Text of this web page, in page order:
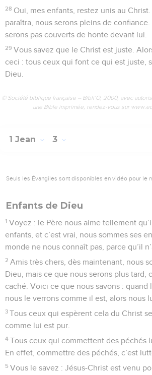
28 Oui, mes enfants, restez unis au
paraîtra, nous serons pleins de
serons pas couverts de honte devant lui.
29 Vous savez que le Christ est juste.
ceci : tous ceux qui font ce qui est juste,
Dieu.
© Société biblique française – Bibli’O, 2000, avec
une Bible imprimée, rendez-vous sur
1 Jean 3
Seuls les Évangiles sont disponibles en vidéo pour le
Enfants de Dieu
1 Voyez : le Père nous aime tellement
enfants, et c’est vrai, nous sommes ses
monde ne nous connaît pas, parce qu’il
2 Amis très chers, dès maintenant, nous
Dieu, mais ce que nous serons plus tard,
caché. Voici ce que nous savons : quand
nous le verrons comme il est, alors nous
3 Tous ceux qui espèrent cela du Christ
comme lui est pur.
4 Tous ceux qui commettent des péchés
En effet, commettre des péchés, c’est
5 Vous le savez : Jésus-Christ est venu